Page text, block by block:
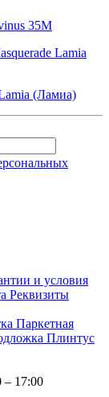
35M
Lamia
(Ламиа)
и условия
Реквизиты
Паркетная
Плинтус
– 17:00